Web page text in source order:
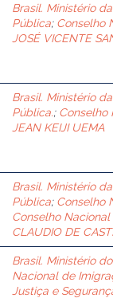
Brasil. Ministério
Pública; Conselho
JOSÉ VICENTE
Brasil. Ministério
Pública.; Conselho
JEAN KEIJI UEMA
Brasil. Ministério
Pública; Conselho
Conselho
CLAUDIO DE
Brasil. Ministério
Nacional de
Justiça e